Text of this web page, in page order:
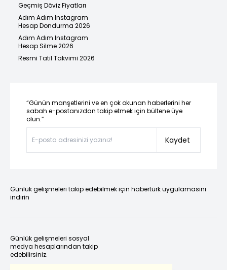
Geçmiş Döviz Fiyatları
Adım Adım Instagram
Hesap Dondurma 2026
Adım Adım Instagram
Hesap Silme 2026
Resmi Tatil Takvimi 2026
“Günün manşetlerini ve en çok okunan haberlerini her
sabah e-postanızdan takip etmek için bültene üye
olun.”
Kaydet
Günlük gelişmeleri takip edebilmek için habertürk uygulamasını
indirin
Günlük gelişmeleri sosyal
medya hesaplarından takip
edebilirsiniz.